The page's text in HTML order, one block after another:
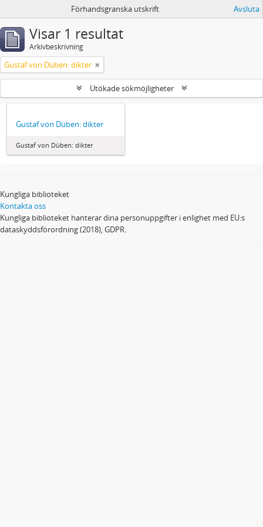
Förhandsgranska utskrift Avsluta
Visar 1 resultat
Arkivbeskrivning
Gustaf von Düben: dikter
Utökade sökmöjligheter
Gustaf von Düben: dikter
Gustaf von Düben: dikter
Kungliga biblioteket
Kontakta oss
Kungliga biblioteket hanterar dina personuppgifter i enlighet med EU:s
dataskyddsförordning (2018), GDPR.